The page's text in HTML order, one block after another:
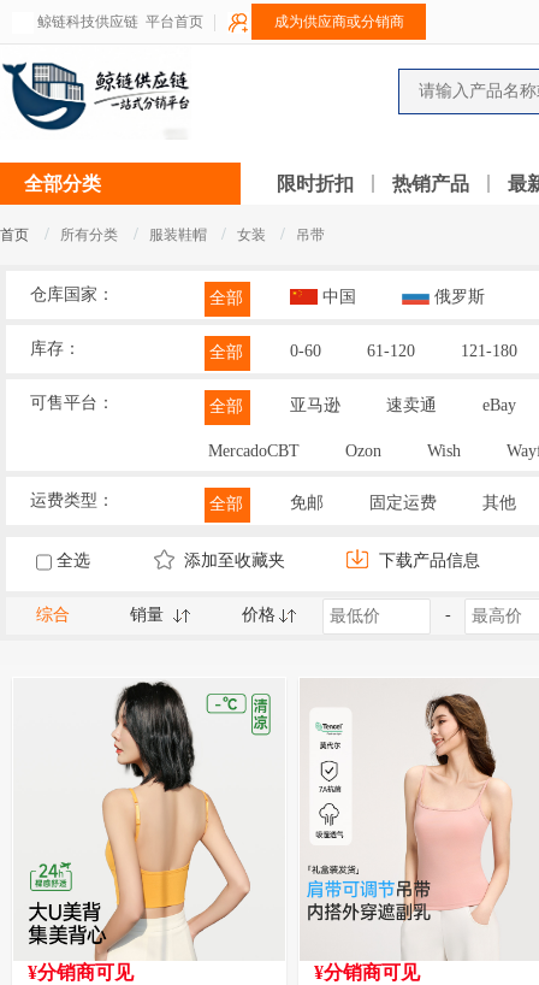
鲸链科技供应链 平台首页 成为供应商或分销商
全部分类 限时折扣 热销产品 最
首页 / 所有分类 / 服装鞋帽 / 女装 / 吊带
仓库国家： 全部 中国 俄罗斯
库存： 全部 0-60 61-120 121-180
可售平台： 全部 亚马逊 速卖通 eBay
MercadoCBT Ozon Wish
运费类型： 全部 免邮 固定运费 其他
全选 添加至收藏夹 下载产品信息
综合 销量 价格 -
¥分销商可见 ¥分销商可见